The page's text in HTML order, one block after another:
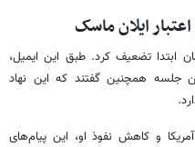
ایلان ماسک
ابتدا تضعیف کرد. طبق این ایمیل،
جلسه همچنین گفتند که این نهاد
و کاهش نفوذ او، این پیام‌های